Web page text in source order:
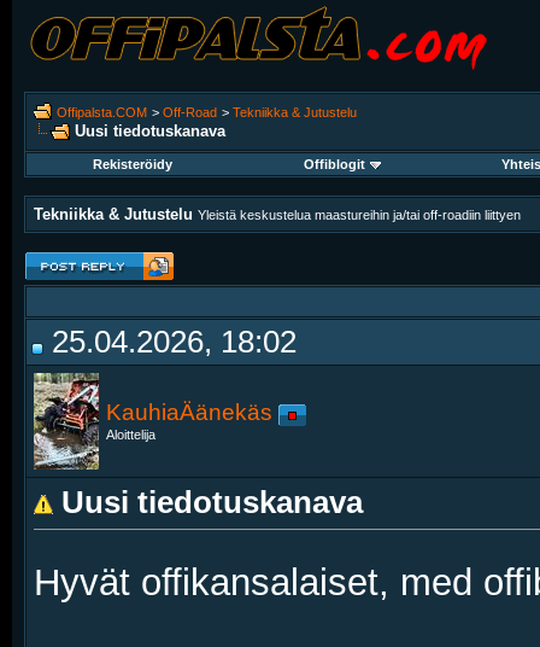
Offipalsta.COM > Off-Road > Tekniikka & Jutustelu
Uusi tiedotuskanava
Rekisteröidy Offiblogit
Tekniikka & Jutustelu Yleistä keskustelua maastureihin ja/tai off-roadiin liittyen
25.04.2026, 18:02
KauhiaÄänekäs
Aloittelija
Uusi tiedotuskanava
Hyvät offikansalaiset, med